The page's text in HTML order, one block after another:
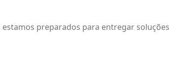
preparados para entregar soluções